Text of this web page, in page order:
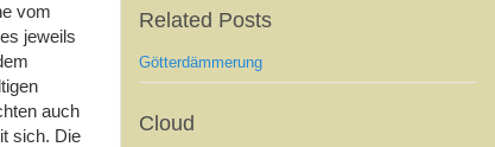
vom
jeweils
auch
sich. Die
Related Posts
Götterdämmerung
Cloud